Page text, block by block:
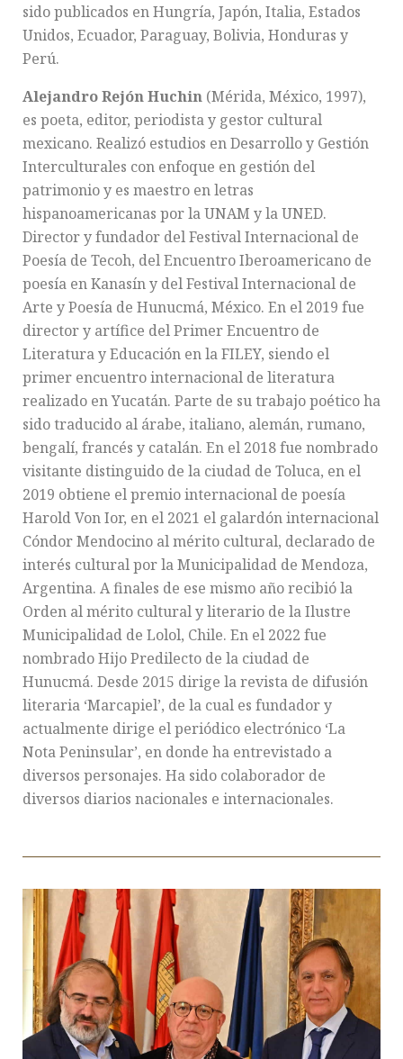
sido publicados en Hungría, Japón, Italia, Estados
Unidos, Ecuador, Paraguay, Bolivia, Honduras y
Perú.
Alejandro Rejón Huchin (Mérida, México, 1997),
es poeta, editor, periodista y gestor cultural
mexicano. Realizó estudios en Desarrollo y Gestión
Interculturales con enfoque en gestión del
patrimonio y es maestro en letras
hispanoamericanas por la UNAM y la UNED.
Director y fundador del Festival Internacional de
Poesía de Tecoh, del Encuentro Iberoamericano de
poesía en Kanasín y del Festival Internacional de
Arte y Poesía de Hunucmá, México. En el 2019 fue
director y artífice del Primer Encuentro de
Literatura y Educación en la FILEY, siendo el
primer encuentro internacional de literatura
realizado en Yucatán. Parte de su trabajo poético ha
sido traducido al árabe, italiano, alemán, rumano,
bengalí, francés y catalán. En el 2018 fue nombrado
visitante distinguido de la ciudad de Toluca, en el
2019 obtiene el premio internacional de poesía
Harold Von Ior, en el 2021 el galardón internacional
Cóndor Mendocino al mérito cultural, declarado de
interés cultural por la Municipalidad de Mendoza,
Argentina. A finales de ese mismo año recibió la
Orden al mérito cultural y literario de la Ilustre
Municipalidad de Lolol, Chile. En el 2022 fue
nombrado Hijo Predilecto de la ciudad de
Hunucmá. Desde 2015 dirige la revista de difusión
literaria ‘Marcapiel’, de la cual es fundador y
actualmente dirige el periódico electrónico ‘La
Nota Peninsular’, en donde ha entrevistado a
diversos personajes. Ha sido colaborador de
diversos diarios nacionales e internacionales.